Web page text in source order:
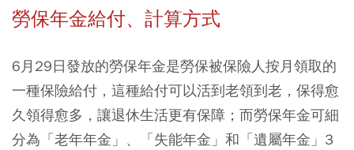
勞保年金給付、計算方式
6月29日發放的勞保年金是勞保被保險人按月領取的
一種保險給付，這種給付可以活到老領到老，保得愈
久領得愈多，讓退休生活更有保障；而勞保年金可細
分為「老年年金」、「失能年金」和「遺屬年金」3